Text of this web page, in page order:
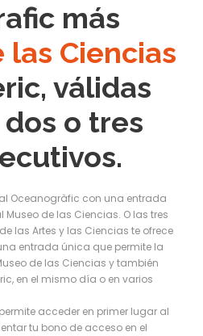
más
las Ciencias
válidas
o tres
Oceanogràfic con una entrada
de las Ciencias. O las tres
las Artes y las Ciencias te ofrece
entrada única que permite la
de las Ciencias y también
en el mismo día o en varios
acceder en primer lugar al
tu bono de acceso en el